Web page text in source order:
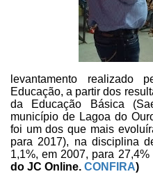
levantamento realizado
Educação, a partir dos
da Educação Básica
município de Lagoa do
foi um dos que mais
para 2017), na disciplina
1,1%, em 2007, para 27,4%
do JC Online. CONFIRA)